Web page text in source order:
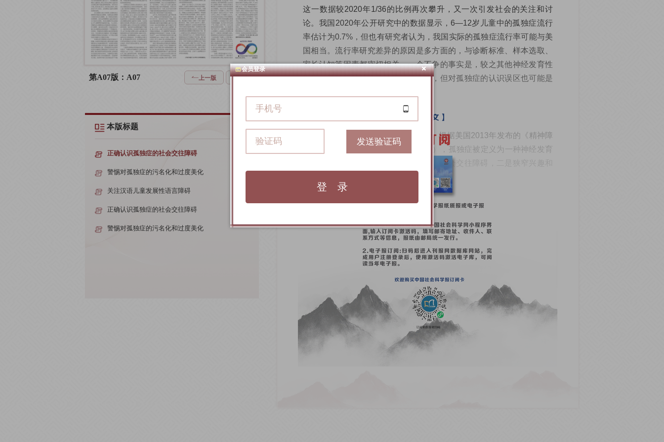
第A07版：A07 上一版 下一版
本版标题
正确认识孤独症的社会交往障碍
警惕对孤独症的污名化和过度美化
关注汉语儿童发展性语言障碍
正确认识孤独症的社会交往障碍
警惕对孤独症的污名化和过度美化
这一数据较2020年1/36的比例再次攀升，又一次引发社会的关注和讨
论。我国2020年公开研究中的数据显示，6—12岁儿童中的孤独症流行
率估计为0.7%，但也有研究者认为，我国实际的孤独症流行率可能与美
国相当。流行率研究差异的原因是多方面的，与诊断标准、样本选取、
家长认知等因素都密切相关。一个不争的事实是，较之其他神经发育性
疾病，孤独症的社会关注度是最高的，但对孤独症的认识误区也可能是
关于孤独症的两个认识误区
孤独症的全称为孤独症谱系障碍。根据美国2013年发布的《精神障
碍诊断与统计手册》第五版（DSM-5），孤独症被定义为一种神经发育
障碍，其核心症状包括两个方面：一是社会交往障碍，二是狭窄兴趣和
会员登录
发送验证码